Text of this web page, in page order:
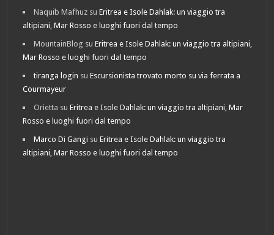
Naquib Mafhuz suEritrea e Isole Dahlak: un viaggio tra
altipiani, Mar Rosso e luoghi fuori dal tempo
MountainBlog suEritrea e Isole Dahlak: un viaggio tra altipiani,
Mar Rosso e luoghi fuori dal tempo
tiranga login suEscursionista trovato morto su via ferrata a
Courmayeur
Orietta suEritrea e Isole Dahlak: un viaggio tra altipiani, Mar
Rosso e luoghi fuori dal tempo
Marco Di Gangi suEritrea e Isole Dahlak: un viaggio tra
altipiani, Mar Rosso e luoghi fuori dal tempo